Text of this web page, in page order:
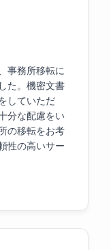
事務所移転に
た。機密文書
していただ
分な配慮をい
の移転をお考
性の高いサー